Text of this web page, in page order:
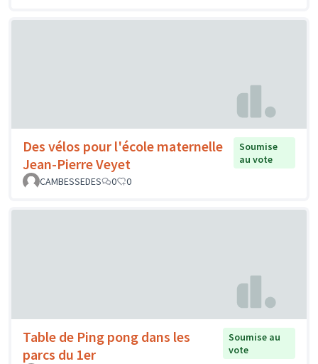
Des vélos pour l'école maternelle
Jean-Pierre Veyet
Soumise
au vote
CAMBESSEDES
0 0
Table de Ping pong dans les
parcs du 1er
Soumise au
vote